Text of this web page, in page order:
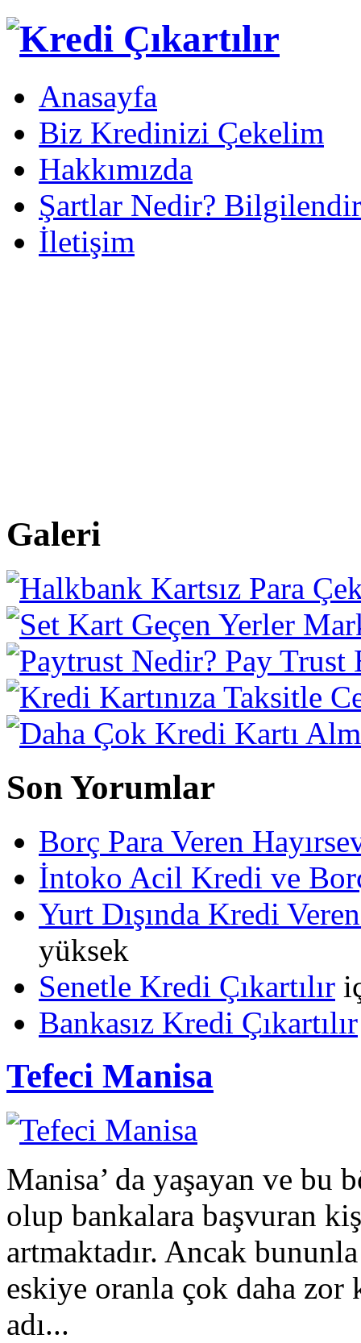
Anasayfa
Biz Kredinizi Çekelim
Hakkımızda
Şartlar Nedir?
İletişim
Galeri
Son Yorumlar
Borç Para Veren
İntoko Acil Kredi ve
Yurt Dışında Kredi
yüksek
Senetle Kredi Çıkartılır
Bankasız Kredi Çıkartılır
Tefeci Manisa
Manisa’ da yaşayan ve bu
olup bankalara başvuran
artmaktadır. Ancak
eskiye oranla çok daha
adı...